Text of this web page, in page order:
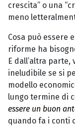
crescita” o una
meno
Cosa può essere
riforme ha
E dall’altra
ineludibile se si
modello
lungo termine di
essere un buon
quando fa i conti